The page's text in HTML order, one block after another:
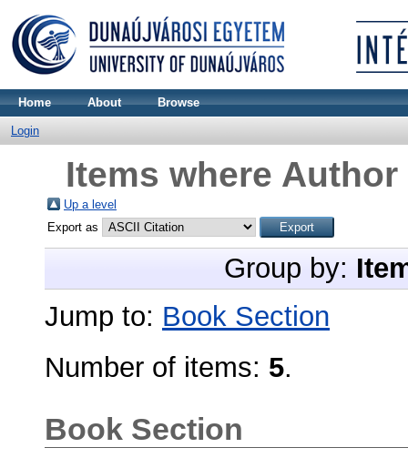
Home About Browse
Login
Items where
Up a level
Export as
Group by:
Jump to: Book Section
Number of items: 5.
Book Section